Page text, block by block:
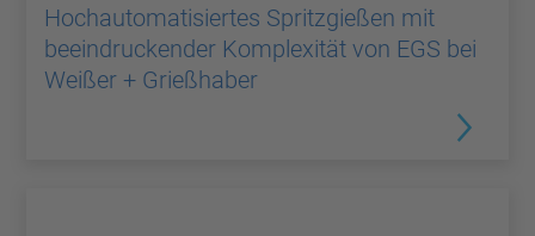
Hochautomatisiertes Spritzgießen mit
beeindruckender Komplexität von EGS bei
Weißer + Grießhaber